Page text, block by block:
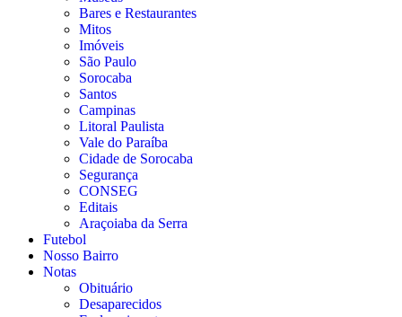
Bares e Restaurantes
Mitos
Imóveis
São Paulo
Sorocaba
Santos
Campinas
Litoral Paulista
Vale do Paraíba
Cidade de Sorocaba
Segurança
CONSEG
Editais
Araçoiaba da Serra
Futebol
Nosso Bairro
Notas
Obituário
Desaparecidos